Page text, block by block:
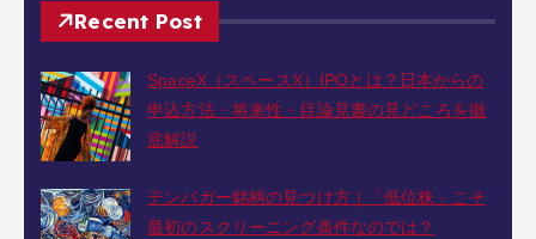
Recent Post
SpaceX（スペースX）IPOとは？日本からの
申込方法・将来性・目論見書の見どころを徹
底解説
テンバガー銘柄の見つけ方｜「低位株」こそ
最初のスクリーニング条件なのでは？